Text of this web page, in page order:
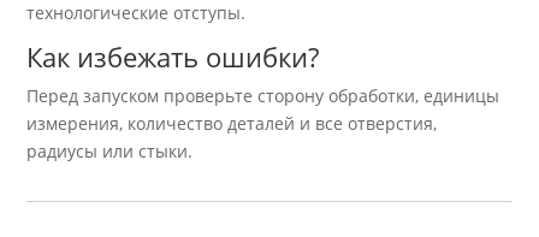
технологические отступы.
Как избежать ошибки?
Перед запуском проверьте сторону обработки, единицы
измерения, количество деталей и все отверстия,
радиусы или стыки.